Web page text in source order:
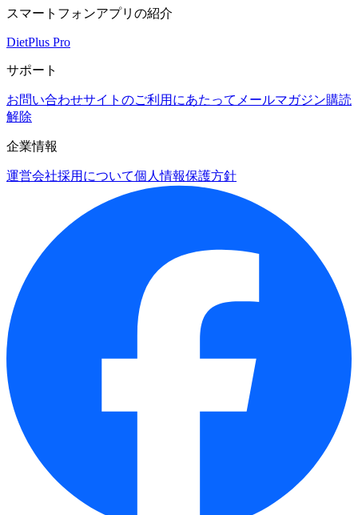
スマートフォンアプリの紹介
DietPlus Pro
サポート
お問い合わせサイトのご利用にあたって メールマガジン購読
解除
企業情報
運営会社採用について個人情報保護方針